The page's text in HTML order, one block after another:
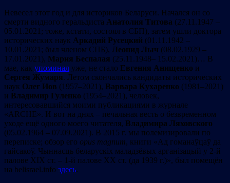
Невесел этот год и для историков Беларуси. Начался он со
смерти видного геральдиста Анатолия Титова (27.11.1947 –
05.01.2021; тоже, кстати, состоял в СБП), затем ушли доктора
исторических наук Аркадий Русецкий (01.11.1942 –
10.01.2021; был членом СПБ), Леонид Лыч (08.02.1929 –
17.01.2021), Мария Беспалая (25.11.1948– 15.02.2021)… В
мае, как упоминал уже, не стало Евгения Анищенко и
Сергея Жумаря. Летом скончались кандидаты исторических
наук Олег Иов (1957–2021), Варвара Кухаренко (1981–2021)
и Владимир Гуленко (1954–2021), человек,
интересовавшийся моими публикациями в журнале
«ARCHE». И вот на днях – печальная весть о безвременном
уходе ещё одного моего читателя, Владимира Ляховского
(05.02.1964 – 07.09.2021). В 2015 г. мы полемизировали по
переписке; обзор его opus magnum, книги «Ад гоманаўцаў да
гайсакоў. Чыннасць беларускіх маладзёвых арганізацый у 2-й
палове ХІХ ст. – 1-й палове ХХ ст. (да 1939 г.)», был помещён
на belisrael.info здесь.